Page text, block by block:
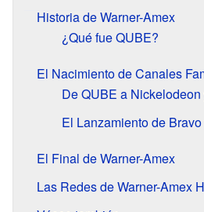
Historia de Warner-Amex
¿Qué fue QUBE?
El Nacimiento de Canales
De QUBE a
El Lanzamiento de
El Final de Warner-Amex
Las Redes de Warner-Amex